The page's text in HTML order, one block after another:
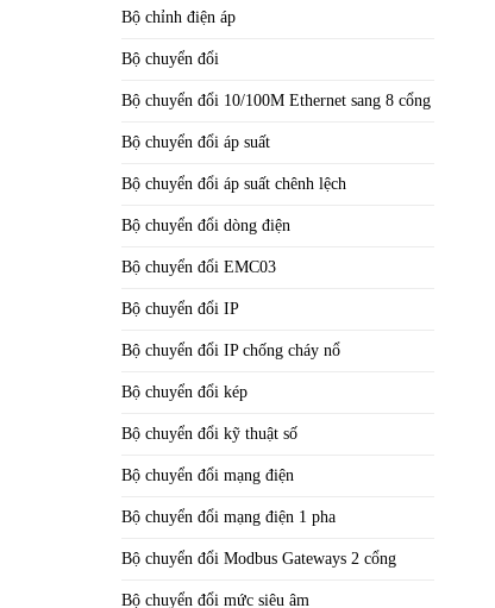
Bộ chỉnh điện áp
Bộ chuyển đổi
Bộ chuyển đổi 10/100M Ethernet sang 8 cổng
Bộ chuyển đổi áp suất
Bộ chuyển đổi áp suất chênh lệch
Bộ chuyển đổi dòng điện
Bộ chuyển đổi EMC03
Bộ chuyển đổi IP
Bộ chuyển đổi IP chống cháy nổ
Bộ chuyển đổi kép
Bộ chuyển đổi kỹ thuật số
Bộ chuyển đổi mạng điện
Bộ chuyển đổi mạng điện 1 pha
Bộ chuyển đổi Modbus Gateways 2 cổng
Bộ chuyển đổi mức siêu âm